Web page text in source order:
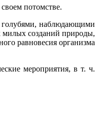
потомстве.
голубями, наблюдающими
милых созданий природы,
равновесия организма
мероприятия, в т. ч.